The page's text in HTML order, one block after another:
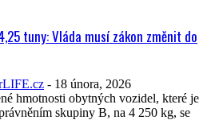
tuny: Vláda musí zákon změnit do
- 18 února, 2026
hmotnosti obytných vozidel, které je
skupiny B, na 4 250 kg, se